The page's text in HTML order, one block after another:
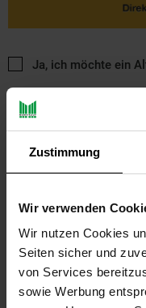
Zustimmung
Wir verwenden
Wir nutzen Cookies
Seiten sicher und
von Services
sowie Werbung
Ja, ich möchte ein
PAYBACK
Payback Punkte